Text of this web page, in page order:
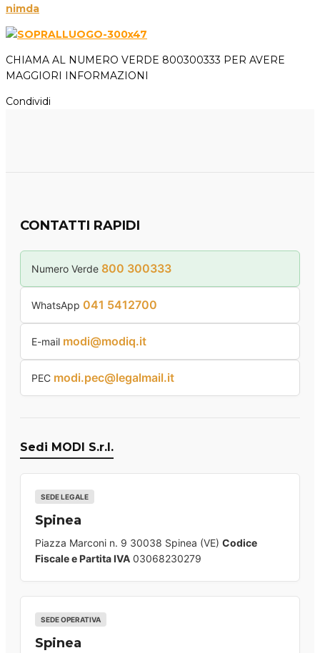
nimda
CHIAMA AL NUMERO VERDE 800300333 PER AVERE
MAGGIORI INFORMAZIONI
Condividi
CONTATTI RAPIDI
Numero Verde 800 300333
WhatsApp 041 5412700
E-mail modi@modiq.it
PEC modi.pec@legalmail.it
Sedi MODI S.r.l.
SEDE LEGALE
Spinea
Piazza Marconi n. 9 30038 Spinea (VE) Codice
Fiscale e Partita IVA 03068230279
SEDE OPERATIVA
Spinea